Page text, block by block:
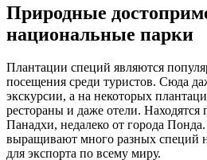
Природные
национальные парки
Плантации специй являются
посещения среди туристов. Сюда
экскурсии, а на некоторых
рестораны и даже отели. Находятся
Панадхи, недалеко от города
выращивают много разных специй
для экспорта по всему миру.